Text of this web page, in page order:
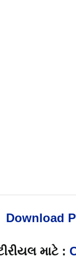
Download
માટે :